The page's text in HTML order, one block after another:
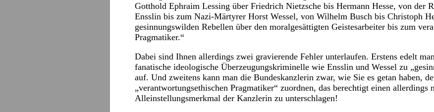
Gotthold Ephraim Lessing über Friedrich Nietzsche bis Hermann Hesse, von der
Ensslin bis zum Nazi-Märtyrer Horst Wessel, von Wilhelm Busch bis Christoph
gesinnungswilden Rebellen über den moralgesättigten Geistesarbeiter bis zum
Pragmatiker.“
Dabei sind Ihnen allerdings zwei gravierende Fehler unterlaufen. Erstens edelt
fanatische ideologische Überzeugungskriminelle wie Ensslin und Wessel zu
auf. Und zweitens kann man die Bundeskanzlerin zwar, wie Sie es getan haben,
„verantwortungsethischen Pragmatiker“ zuordnen, das berechtigt einen allerdings
Alleinstellungsmerkmal der Kanzlerin zu unterschlagen!